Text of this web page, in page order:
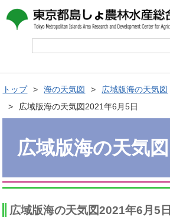
トップ 海の天気図
広域版海の天気図
広域版海の天気図2021年6月5日
広域版海の天気図
広域版海の天気図2021年6月5日